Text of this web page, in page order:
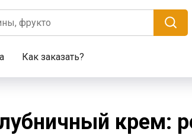
Как заказать?
крем: